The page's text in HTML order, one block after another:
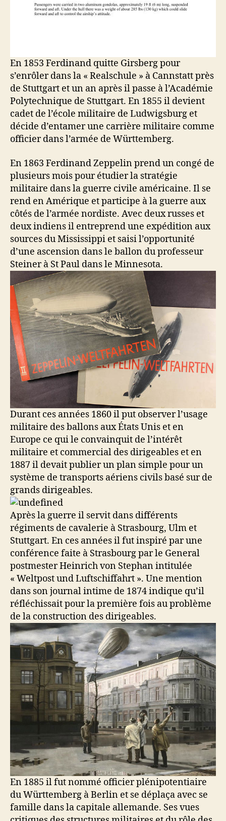
En 1853 Ferdinand quitte Girsberg pour
s’enrôler dans la « Realschule » à Cannstatt près
de Stuttgart et un an après il passe à l’Académie
Polytechnique de Stuttgart. En 1855 il devient
cadet de l’école militaire de Ludwigsburg et
décide d’entamer une carrière militaire comme
officier dans l’armée de Württemberg.
En 1863 Ferdinand Zeppelin prend un congé de
plusieurs mois pour étudier la stratégie
militaire dans la guerre civile américaine. Il se
rend en Amérique et participe à la guerre aux
côtés de l’armée nordiste. Avec deux russes et
deux indiens il entreprend une expédition aux
sources du Mississippi et saisi l’opportunité
d’une ascension dans le ballon du professeur
Steiner à St Paul dans le Minnesota.
Durant ces années 1860 il put observer l’usage
militaire des ballons aux États Unis et en
Europe ce qui le convainquit de l’intérêt
militaire et commercial des dirigeables et en
1887 il devait publier un plan simple pour un
système de transports aériens civils basé sur de
grands dirigeables.
Après la guerre il servit dans différents
régiments de cavalerie à Strasbourg, Ulm et
Stuttgart. En ces années il fut inspiré par une
conférence faite à Strasbourg par le General
postmester Heinrich von Stephan intitulée
« Weltpost und Luftschiffahrt ». Une mention
dans son journal intime de 1874 indique qu’il
réfléchissait pour la première fois au problème
de la construction des dirigeables.
En 1885 il fut nommé officier plénipotentiaire
du Württemberg à Berlin et se déplaça avec se
famille dans la capitale allemande. Ses vues